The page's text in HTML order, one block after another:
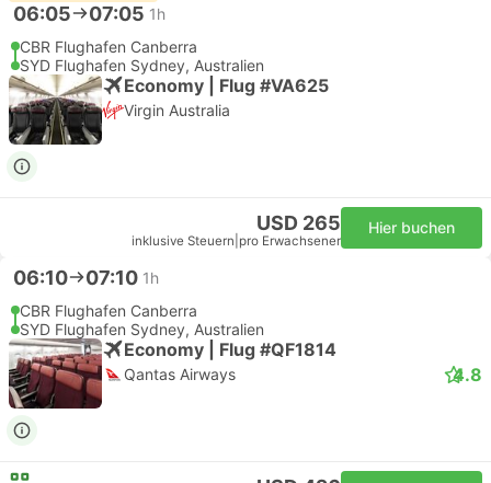
06:05 07:05 1h
CBR Flughafen Canberra
SYD Flughafen Sydney, Australien
Economy | Flug #VA625
Virgin Australia
USD 265
inklusive Steuern pro Erwachsener
Hier buchen
06:10 07:10 1h
CBR Flughafen Canberra
SYD Flughafen Sydney, Australien
Economy | Flug #QF1814
Qantas Airways 4.8